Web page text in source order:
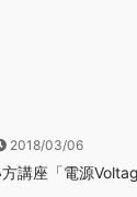
2018/03/06
講座「電源